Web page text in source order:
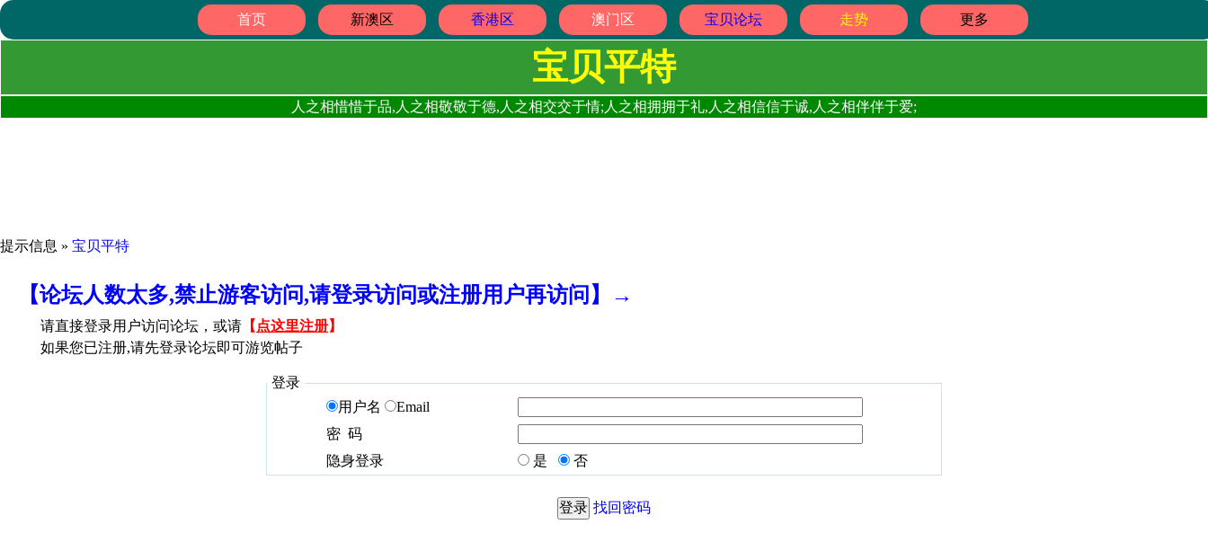
首页 新澳区 香港区 澳门区 宝贝论坛 走势 更多
宝贝平特
人之相惜惜于品,人之相敬敬于德,人之相交交于情;人之相拥拥于礼,人之相信信于诚,人之相伴伴于爱;
提示信息 » 宝贝平特
【论坛人数太多,禁止游客访问,请登录访问或注册用户再访问】→
请直接登录用户访问论坛，或请 【 点这里注册】
如果您已注册,请先登录论坛即可游览帖子
登录
用户名
Email
密 码
隐身登录
是 否
找回密码